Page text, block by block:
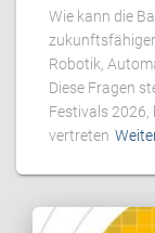
Wie kann die
zukunftsfähiger
Robotik,
Diese Fragen
Festivals 2026,
vertreten